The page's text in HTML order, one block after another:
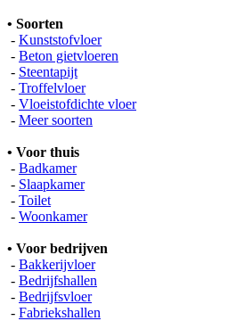
• Soorten
- Kunststofvloer
- Beton gietvloeren
- Steentapijt
- Troffelvloer
- Vloeistofdichte vloer
- Meer soorten
• Voor thuis
- Badkamer
- Slaapkamer
- Toilet
- Woonkamer
• Voor bedrijven
- Bakkerijvloer
- Bedrijfshallen
- Bedrijfsvloer
- Fabriekshallen